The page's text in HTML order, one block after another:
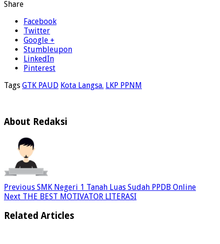
Share
Facebook
Twitter
Google +
Stumbleupon
LinkedIn
Pinterest
Tags GTK PAUD Kota Langsa. LKP PPNM
About Redaksi
Previous SMK Negeri 1 Tanah Luas Sudah PPDB Online
Next THE BEST MOTIVATOR LITERASI
Related Articles